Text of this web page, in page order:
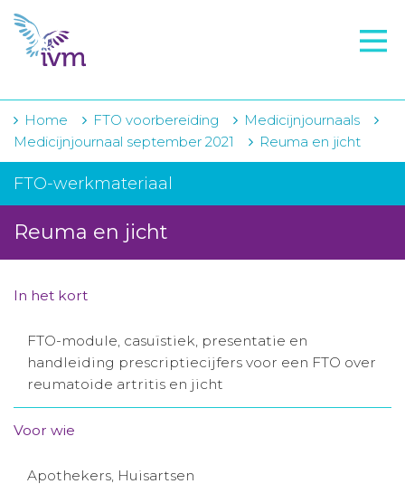
VMI
FTO voorbereiding
IVM-academie
Zorginstellingen
Voorschrijfgedrag
Projecten
Contact
Winkelwagentje
Aanmelden nieuwsbrief
Home FTO voorbereiding
Medicijnjournaals
Medicijnjournaal september 2021
Reuma en jicht
FTO-werkmateriaal
Reuma en jicht
In het kort
FTO-module, casuïstiek, presentatie en
handleiding prescriptiecijfers voor een FTO over
reumatoide artritis en jicht
Voor wie
Apothekers, Huisartsen